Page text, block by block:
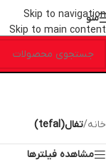
Skip to navigation
Skip to main content
منو
خانه/تفال(tefal)
مشاهده فیلترها